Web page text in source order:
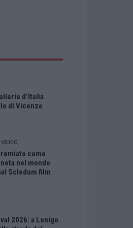
d’Italia
di Vicenza
come
nel mondo
Scledum film
2026: a Lonigo